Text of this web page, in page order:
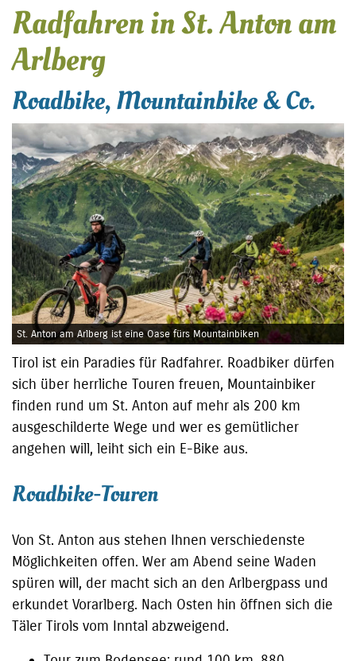
Radfahren in St. Anton am
Arlberg
Roadbike, Mountainbike & Co.
St. Anton am Arlberg ist eine Oase fürs Mountainbiken
Tirol ist ein Paradies für Radfahrer. Roadbiker dürfen
sich über herrliche Touren freuen, Mountainbiker
finden rund um St. Anton auf mehr als 200 km
ausgeschilderte Wege und wer es gemütlicher
angehen will, leiht sich ein E-Bike aus.
Roadbike-Touren
Von St. Anton aus stehen Ihnen verschiedenste
Möglichkeiten offen. Wer am Abend seine Waden
spüren will, der macht sich an den Arlbergpass und
erkundet Vorarlberg. Nach Osten hin öffnen sich die
Täler Tirols vom Inntal abzweigend.